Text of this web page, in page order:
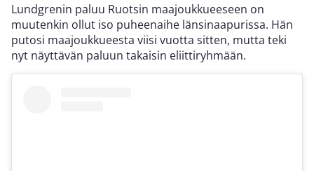
Lundgrenin paluu Ruotsin maajoukkueeseen on
muutenkin ollut iso puheenaihe länsinaapurissa. Hän
putosi maajoukkueesta viisi vuotta sitten, mutta teki
nyt näyttävän paluun takaisin eliittiryhmään.